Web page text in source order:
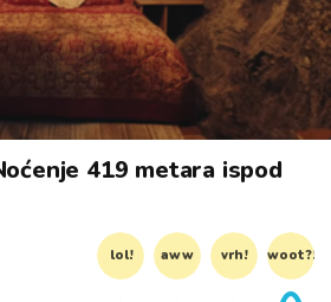
419 metara ispod
lol! aww vrh! woot?!